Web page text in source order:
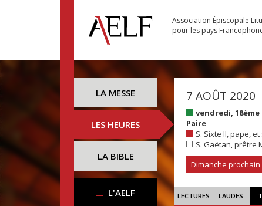
Association Épiscopale
pour les pays
LA MESSE
LES HEURES
LA BIBLE
L'AELF
7 AOÛT 2020
vendredi,
Paire
S. Sixte II, pape,
S. Gaëtan, prêtre
Dimanche prochain
LECTURES LAUDES